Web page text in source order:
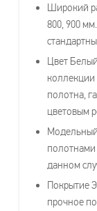
Широкий
800, 900
Цвет
коллекции
полотна,
цветовым
полотнами
данном
Покрытие
прочное